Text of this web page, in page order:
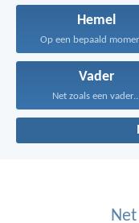
Hemel
Op een bepaald
Vader
Net zoals een
Net